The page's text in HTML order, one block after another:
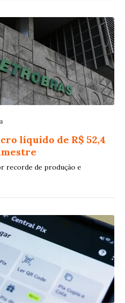
líquido de R$ 52,4
recorde de produção e